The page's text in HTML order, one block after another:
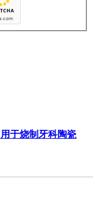
用于烧制牙科陶瓷